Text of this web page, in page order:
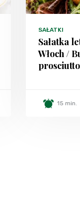
SAŁATKI
Sałatka
Włoch /
15 min.